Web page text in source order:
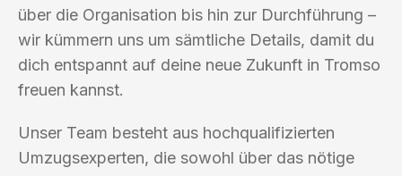
über die Organisation bis hin zur Durchführung –
wir kümmern uns um sämtliche Details, damit du
dich entspannt auf deine neue Zukunft in Tromso
freuen kannst.
Unser Team besteht aus hochqualifizierten
Umzugsexperten, die sowohl über das nötige